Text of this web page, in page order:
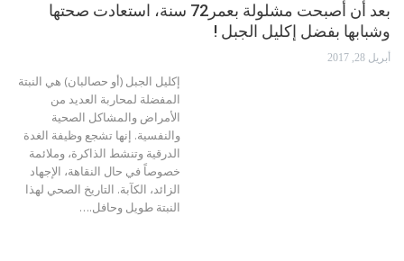
بعد أن أصبحت مشلولة بعمر72 سنة، استعادت صحتها
وشبابها بفضل إكليل الجبل !
أبريل 28, 2017
إكليل الجبل (أو حصالبان) هي النبتة
المفضلة لمحاربة العديد من
الأمراض والمشاكل الصحية
والنفسية. إنها تشجع وظيفة الغدة
الدرقية وتنشط الذاكرة، وملائمة
خصوصاً في حال النقاهة، الإجهاد
الزائد، الكآبة. التاريخ الصحي لهذا
النبتة طويل وحافل.…